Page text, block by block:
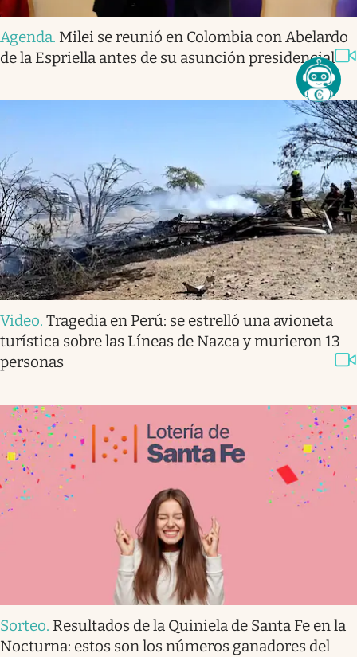
Agenda. Milei se reunió en Colombia con Abelardo
de la Espriella antes de su asunción presidencial
Video. Tragedia en Perú: se estrelló una avioneta
turística sobre las Líneas de Nazca y murieron 13
personas
Sorteo. Resultados de la Quiniela de Santa Fe en la
Nocturna: estos son los números ganadores del